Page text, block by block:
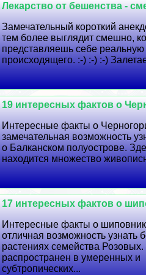
Лекарство от бешенства -
Замечательный короткий
тем более выглядит смешно,
представляешь себе реальную
происходящего. :-) :-) :-)
19 интересных фактов о
Интересные факты о
замечательная возможность
о Балканском полуострове.
находится множество
17 интересных фактов о
Интересные факты о
отличная возможность узнать
растениях семейства
распространен в умеренных и
субтропических...